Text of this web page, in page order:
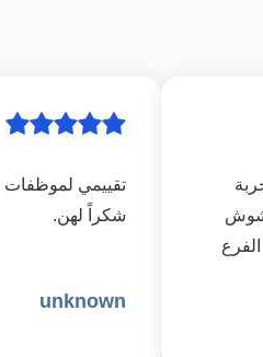
تقييمي لموظفات
شكراً لهن.
unknown